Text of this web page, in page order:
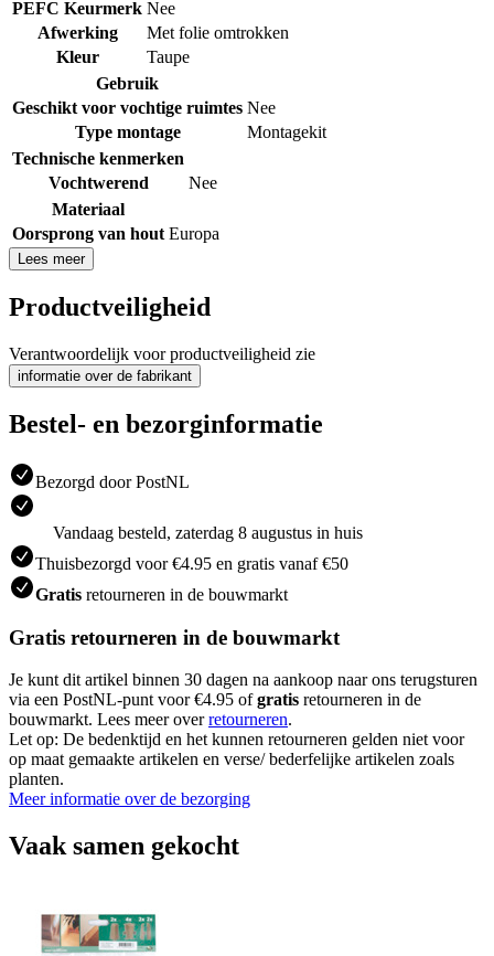
PEFC Keurmerk Nee
Afwerking
Met folie omtrokken
Kleur
Taupe
Gebruik
Geschikt voor vochtige ruimtes Nee
Type montage
Montagekit
Technische kenmerken
Vochtwerend
Nee
Materiaal
Oorsprong van hout Europa
Lees meer
Productveiligheid
Verantwoordelijk voor productveiligheid zie
informatie over de fabrikant
Bestel- en bezorginformatie
Bezorgd door PostNL
Vandaag besteld, zaterdag 8 augustus in huis
Thuisbezorgd voor €4.95 en gratis vanaf €50
Gratis retourneren in de bouwmarkt
Gratis retourneren in de bouwmarkt
Je kunt dit artikel binnen 30 dagen na aankoop naar ons terugsturen
via een PostNL-punt voor €4.95 ofgratis retourneren in de
bouwmarkt. Lees meer overretourneren.
Let op: De bedenktijd en het kunnen retourneren gelden niet voor
op maat gemaakte artikelen en verse/ bederfelijke artikelen zoals
planten.
Meer informatie over de bezorging
Vaak samen gekocht